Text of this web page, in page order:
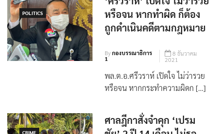
POLITICS
‘ศรีวราห์’ เปิดใจ ไม่ว่ารวย
หรือจน หากทำผิด ก็ต้อง
ถูกดำเนินคดีตามกฎหมาย
Byกองบรรณาธิการ
1
8 ธันวาคม
2021